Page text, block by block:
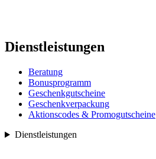
Dienstleistungen
Beratung
Bonusprogramm
Geschenkgutscheine
Geschenkverpackung
Aktionscodes & Promogutscheine
Dienstleistungen